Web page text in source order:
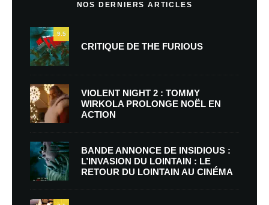
NOS DERNIERS ARTICLES
9.5
CRITIQUE DE THE FURIOUS
VIOLENT NIGHT 2 : TOMMY
WIRKOLA PROLONGE NOËL EN
ACTION
BANDE ANNONCE DE INSIDIOUS :
L’INVASION DU LOINTAIN : LE
RETOUR DU LOINTAIN AU CINÉMA